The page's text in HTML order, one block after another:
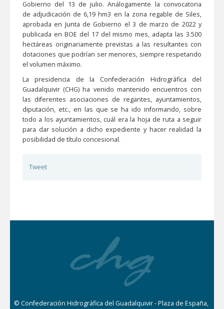
Gobierno del 13 de julio. Análogamente la convocatoria
de adjudicación de 6,19 hm3 en la zona regable de Siles,
aprobada en Junta de Gobierno el 3 de marzo de 2022 y
publicada en BOE del 17 del mismo mes, adapta las 3.500
hectáreas originariamente previstas a las resultantes con
dotaciones que podrían ser menores, siempre respetando
el volumen máximo.
La presidencia de la Confederación Hidrográfica del
Guadalquivir (CHG) ha venido mantenido encuentros con
las diferentes asociaciones de regantes, ayuntamientos,
diputación, etc., en las que se ha ido informando, sobre
todo a los ayuntamientos, cuál era la hoja de ruta a seguir
para dar solución a dicho expediente y hacer realidad la
posibilidad de título concesional.
Tweet
© Confederación Hidrográfica del Guadalquivir - Plaza de España,